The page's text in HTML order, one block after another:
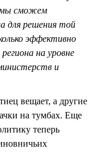
мы сможем
для решения той
эффективно
на уровне
и
вещает, а другие
на тумбах. Еще
теперь